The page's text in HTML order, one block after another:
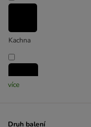
Herrmanns Bio
Hill's Prescription Diet
Josera
JosiCat
Kattovit Feline Diet
Kachna
více
Druh balení